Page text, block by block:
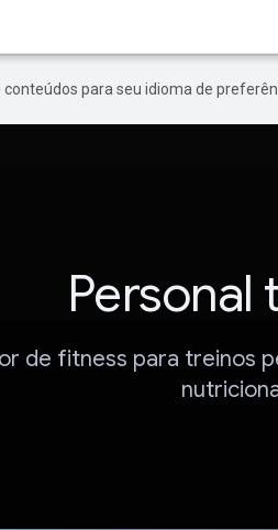
para seu idioma de
Personal
de fitness para treinos